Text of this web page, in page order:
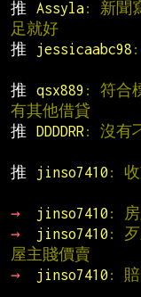
推
Assyla: 新聞
足就好
推
jessicaabc98
推
qsx889 : 符合
有其他借貸
推
DDDDRR : 沒有
推
jinso7410 : 收
→
jinso7410 : 房
→
jinso7410 : 歹
屋主賤價賣
→
jinso7410 : 賠